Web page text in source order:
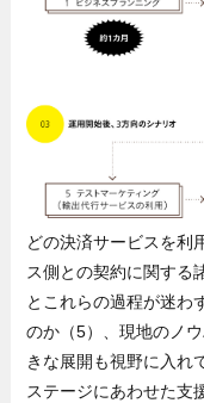
どの決済サービスを利
ス側との契約に関する
とこれらの過程が迷わ
のか（5）、現地のノ
きな展開も視野に入れ
ステージにあわせた支